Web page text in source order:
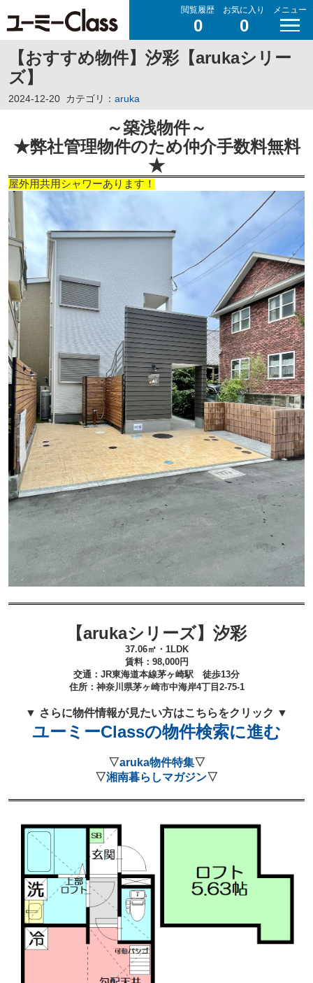
閲覧履歴
0
お気に入り
0
メニュー
【おすすめ物件】汐彩【arukaシリー
ズ】
2024-12-20 カテゴリ： aruka
～築浅物件～
★弊社管理物件のため仲介手数料無料
★
屋外用共用シャワーあります！
【arukaシリーズ】汐彩
37.06㎡・1LDK
賃料： 98,000円
交通：JR東海道本線茅ヶ崎駅 徒歩13分
住所： 神奈川県茅ヶ崎市中海岸4丁目2-75-1
▼ さらに物件情報が見たい方はこちらをクリック ▼
ユーミーClassの物件検索に進む
▽aruka物件特集▽
▽湘南暮らしマガジン▽